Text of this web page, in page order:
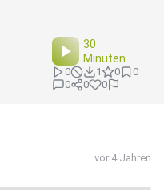
30
Minuten
0 1 0
0
0
0 0
vor 4 Jahren